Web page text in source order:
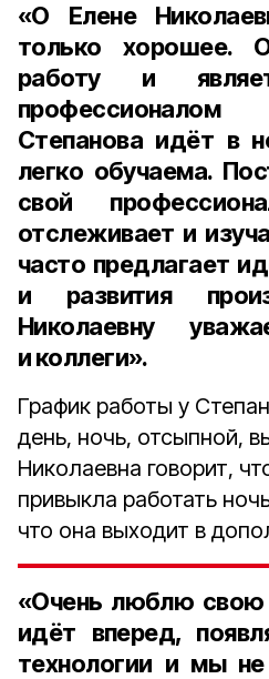
«О Елене
только хорошее.
работу и
Степанова идёт в
легко обучаема.
свой
отслеживает и
часто предлагает
и развития
Николаевну
и коллеги».
График работы у
день, ночь, отсыпной,
Николаевна говорит,
привыкла работать
что она выходит в
«Очень люблю свою
идёт вперед,
технологии и мы